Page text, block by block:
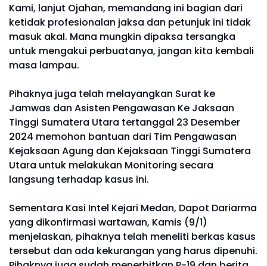
Kami, lanjut Ojahan, memandang ini bagian dari
ketidak profesionalan jaksa dan petunjuk ini tidak
masuk akal. Mana mungkin dipaksa tersangka
untuk mengakui perbuatanya, jangan kita kembali
masa lampau.
Pihaknya juga telah melayangkan Surat ke
Jamwas dan Asisten Pengawasan Ke Jaksaan
Tinggi Sumatera Utara tertanggal 23 Desember
2024 memohon bantuan dari Tim Pengawasan
Kejaksaan Agung dan Kejaksaan Tinggi Sumatera
Utara untuk melakukan Monitoring secara
langsung terhadap kasus ini.
Sementara Kasi Intel Kejari Medan, Dapot Dariarma
yang dikonfirmasi wartawan, Kamis (9/1)
menjelaskan, pihaknya telah meneliti berkas kasus
tersebut dan ada kekurangan yang harus dipenuhi.